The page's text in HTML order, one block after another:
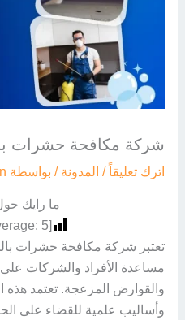
شركة مكافحة حشرات
اترك تعليقاً / المدونة / بواسطة
ما رايك
[Total:
5
تعتبر شركة مكافحة حشرات
مساعدة الأفراد والشركات
والقوارض المزعجة. تعتمد
وأساليب علمية للقضاء على